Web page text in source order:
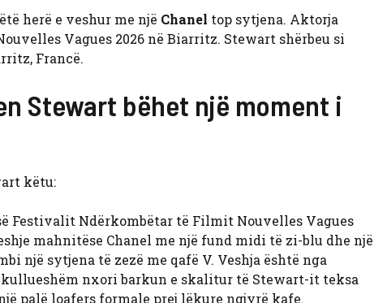
herë e veshur me një Chanel top sytjena. Aktorja
Vagues 2026 në Biarritz. Stewart shërbeu si
Francë.
Stewart bëhet një moment i
këtu:
Festivalit Ndërkombëtar të Filmit Nouvelles Vagues
mahnitëse Chanel me një fund midi të zi-blu dhe një
një sytjena të zezë me qafë V. Veshja është nga
nxori barkun e skalitur të Stewart-it teksa
palë loafers formale prej lëkure ngjyrë kafe.